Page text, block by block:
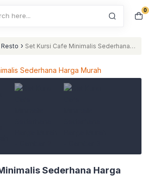
0
› Set Kursi Cafe Minimalis Sederhana
Sederhana Harga